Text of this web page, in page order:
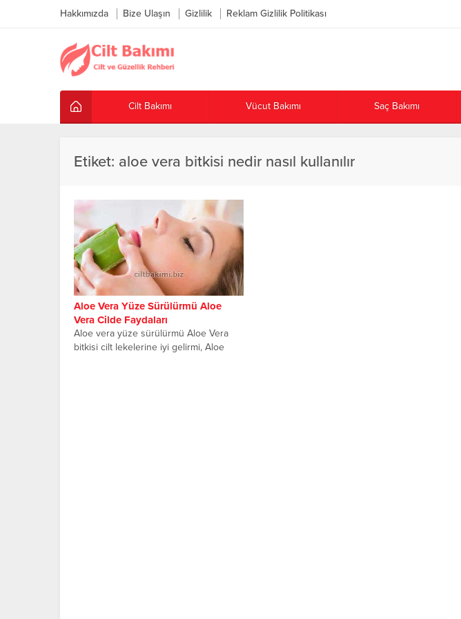
Hakkımızda Bize Ulaşın Gizlilik Reklam Gizlilik Politikası
Cilt Bakımı Vücut Bakımı Saç Bakımı
Etiket: aloe vera bitkisi nedir nasıl kullanılır
Aloe Vera Yüze Sürülürmü Aloe
Vera Cilde Faydaları
Aloe vera yüze sürülürmü Aloe Vera
bitkisi cilt lekelerine iyi gelirmi, Aloe